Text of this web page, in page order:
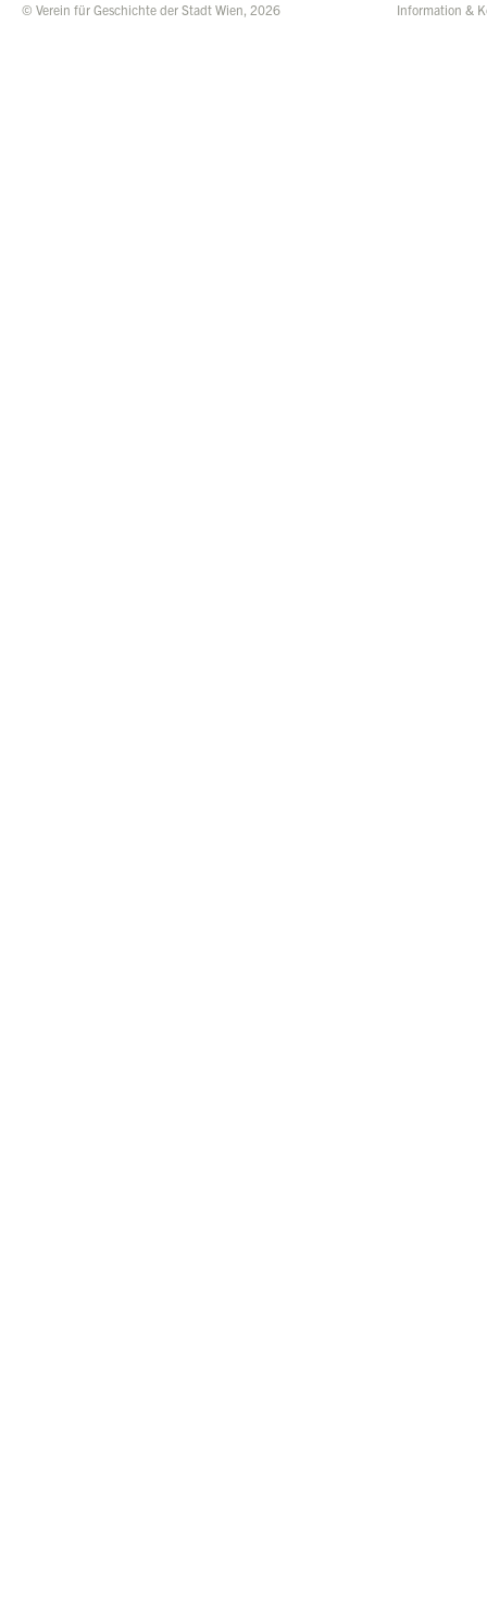
© Verein für Geschichte der Stadt Wien, 2026 Information &